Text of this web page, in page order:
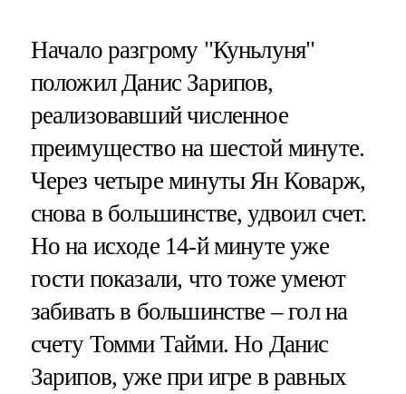
Начало разгрому "Куньлуня"
положил Данис Зарипов,
реализовавший численное
преимущество на шестой минуте.
Через четыре минуты Ян Коварж,
снова в большинстве, удвоил счет.
Но на исходе 14-й минуте уже
гости показали, что тоже умеют
забивать в большинстве – гол на
счету Томми Тайми. Но Данис
Зарипов, уже при игре в равных